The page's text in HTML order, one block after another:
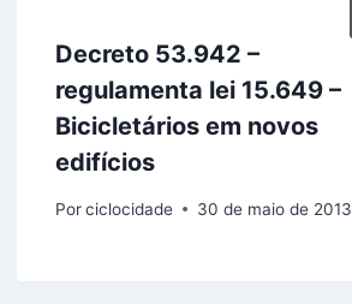
Decreto 53.942 –
regulamenta lei 15.649 –
Bicicletários em novos
edifícios
Por ciclocidade 30 de maio de 2013